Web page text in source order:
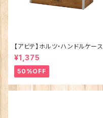
【アビテ】ホルツ・ハンドルケース
¥1,375
50%OFF